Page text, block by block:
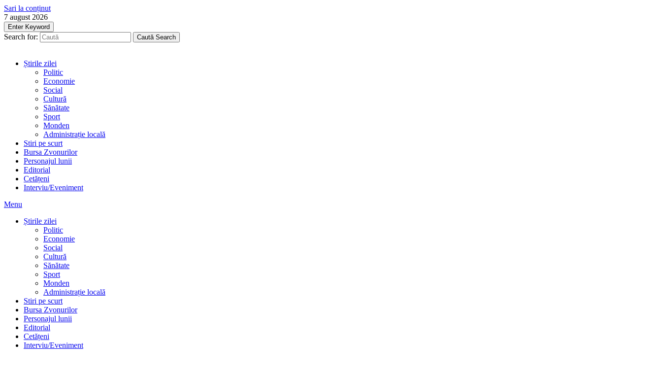
Sari la conținut
7 august 2026
Enter Keyword
Search for: Caută Search
Știrile zilei
Politic
Economie
Social
Cultură
Sănătate
Sport
Monden
Administrație locală
Stiri pe scurt
Bursa Zvonurilor
Personajul lunii
Editorial
Cetățeni
Interviu/Eveniment
Menu
Știrile zilei
Politic
Economie
Social
Cultură
Sănătate
Sport
Monden
Administrație locală
Stiri pe scurt
Bursa Zvonurilor
Personajul lunii
Editorial
Cetățeni
Interviu/Eveniment